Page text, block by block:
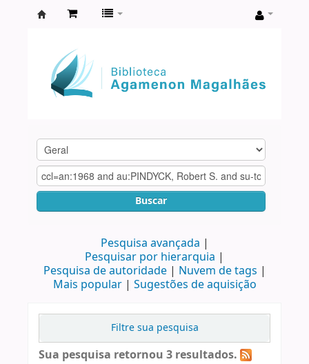
Agamenon
Magalhães
Buscar
Pesquisa avançada
Pesquisar por hierarquia
Pesquisa de autoridade
Nuvem de tags
Mais popular
Sugestões de aquisição
Filtre sua pesquisa
Sua pesquisa retornou 3 resultados.